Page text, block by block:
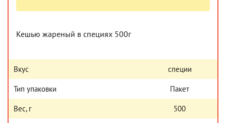
Кешью жареный в специях 500г
Вкус специи
Тип упаковки Пакет
Вес, г 500